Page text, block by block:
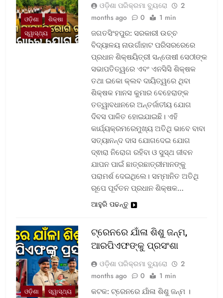
ଓଡ଼ିଶା
ଶିକ୍ଷା
ସ୍ୱାସ୍ଥ୍ୟ
ଓଡ଼ିଶା ପରିକ୍ରମା ବ୍ୟୁରୋ
2
months ago
0 1 min
ଜଗତସିଂହପୁର: ସରକାରୀ ଉଚ୍ଚ
ବିଦ୍ୟାଳୟ ନାଉଗାଁହାଟ ପରିସରରେରେ
ପ୍ରଧାନ ଶିକ୍ଷୟିତ୍ରୀ ସନ୍ତୋଷୀ ସେଠୀଙ୍କ
ସଭାପତିତ୍ୱରେ ଏବଂ ଏନସିସି ଶିକ୍ଷକ
ତଥା ଇକୋ କ୍ଲବ ଦାୟିତ୍ୱରେ ଥିବା
ଶିକ୍ଷକ ମାନସ କୁମାର ବେହେରାଙ୍କ
ତତ୍ୱାବଧାନରେ ଅନ୍ତର୍ଜାତୀୟ ଯୋଗ
ଦିବସ ପାଳିତ ହୋଇଯାଇଛି। ଏହି
କାର୍ଯ୍ୟକ୍ରମରେମୁଖ୍ୟ ଅତିଥି ଭାବେ ବାବା
ସତ୍ୟାନନ୍ଦ ଦାସ ଯୋଗଦେଇ ଯୋଗ
ଦ୍ଵାରା ନିରୋଗ ରହିବା ଓ ସୁସ୍ଥ ଜୀବନ
ଯାପନ ପାଇଁ ଛାତ୍ରଛାତ୍ରୀମାନଙ୍କୁ
ପରାମର୍ଶ ଦେଇଥିଲେ। ସମ୍ମାନିତ ଅତିଥି
ରୂପେ ପୂର୍ବତନ ପ୍ରଧାନ ଶିକ୍ଷକ…
ଆହୁରି ପଢନ୍ତୁ
ଓଡ଼ିଶା ସ୍ୱାସ୍ଥ୍ୟ
ଟ୍ରେନରେ ଯାଁଳା ଶିଶୁ ଜନ୍ମ,
ଆରପିଏଫଙ୍କୁ ପ୍ରସଂଶା
ଓଡ଼ିଶା ପରିକ୍ରମା ବ୍ୟୁରୋ
2
months ago
0 1 min
କଟକ: ଟ୍ରେନରେ ଯାଁଳା ଶିଶୁ ଜନ୍ମ ।